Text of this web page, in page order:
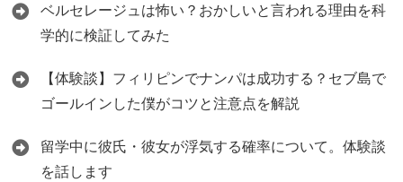
ベルセレージュは怖い？おかしいと言われる理由を科
学的に検証してみた
【体験談】フィリピンでナンパは成功する？セブ島で
ゴールインした僕がコツと注意点を解説
留学中に彼氏・彼女が浮気する確率について。体験談
を話します